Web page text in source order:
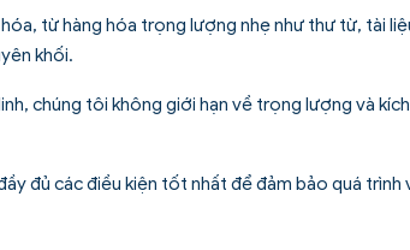
từ hàng hóa trọng lượng nhẹ như thư từ, tài
khối.
chúng tôi không giới hạn về trọng lượng và
đủ các điều kiện tốt nhất để đảm bảo quá trình